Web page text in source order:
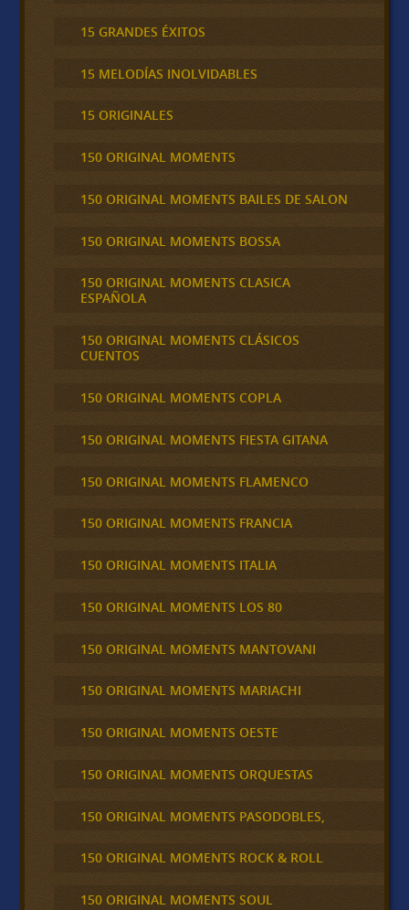
15 GRANDES ÉXITOS
15 MELODÍAS INOLVIDABLES
15 ORIGINALES
150 ORIGINAL MOMENTS
150 ORIGINAL MOMENTS BAILES DE SALON
150 ORIGINAL MOMENTS BOSSA
150 ORIGINAL MOMENTS CLASICA
ESPAÑOLA
150 ORIGINAL MOMENTS CLÁSICOS
CUENTOS
150 ORIGINAL MOMENTS COPLA
150 ORIGINAL MOMENTS FIESTA GITANA
150 ORIGINAL MOMENTS FLAMENCO
150 ORIGINAL MOMENTS FRANCIA
150 ORIGINAL MOMENTS ITALIA
150 ORIGINAL MOMENTS LOS 80
150 ORIGINAL MOMENTS MANTOVANI
150 ORIGINAL MOMENTS MARIACHI
150 ORIGINAL MOMENTS OESTE
150 ORIGINAL MOMENTS ORQUESTAS
150 ORIGINAL MOMENTS PASODOBLES,
150 ORIGINAL MOMENTS ROCK & ROLL
150 ORIGINAL MOMENTS SOUL